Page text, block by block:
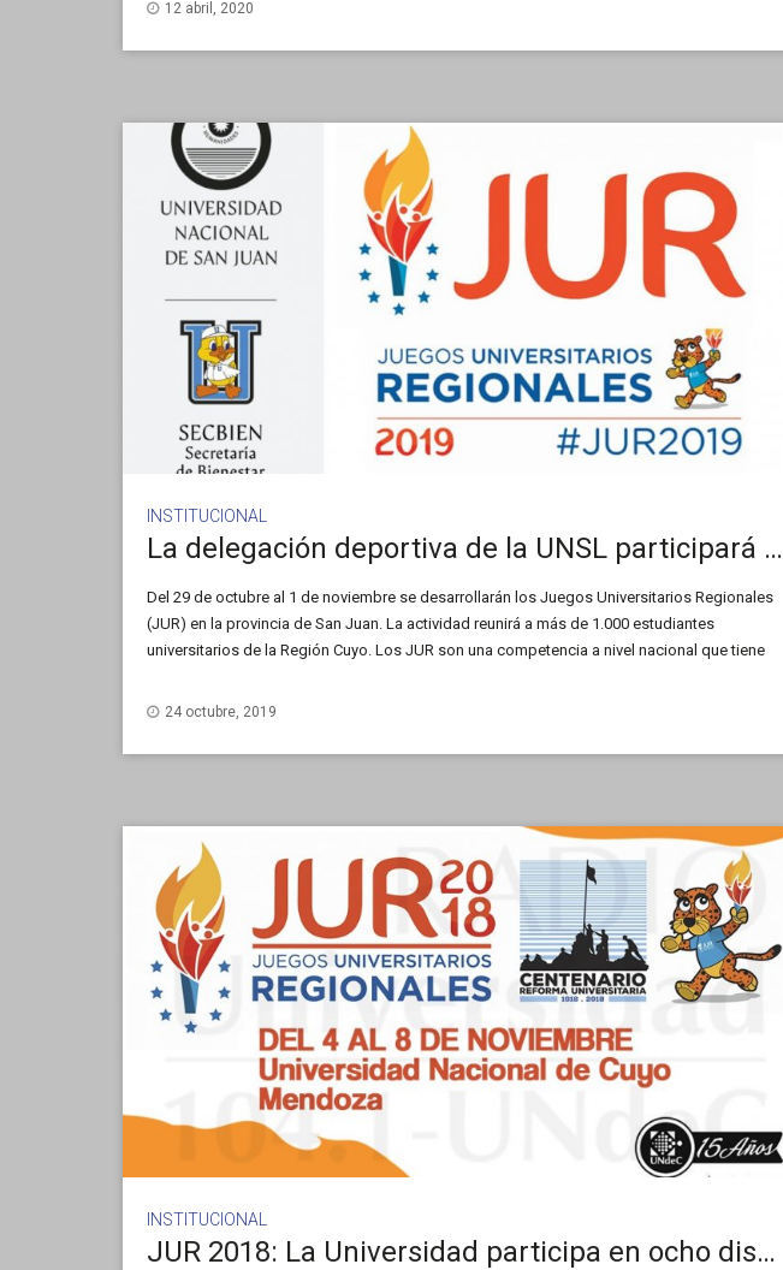
12 abril, 2020
INSTITUCIONAL
La delegación deportiva de la UNSL participará de los JUR 2019
Del 29 de octubre al 1 de noviembre se desarrollarán los Juegos Universitarios Regionales
(JUR) en la provincia de San Juan. La actividad reunirá a más de 1.000 estudiantes
universitarios de la Región Cuyo. Los JUR son una competencia a nivel nacional que tiene
24 octubre, 2019
INSTITUCIONAL
JUR 2018: La Universidad participa en ocho disciplinas deportivas